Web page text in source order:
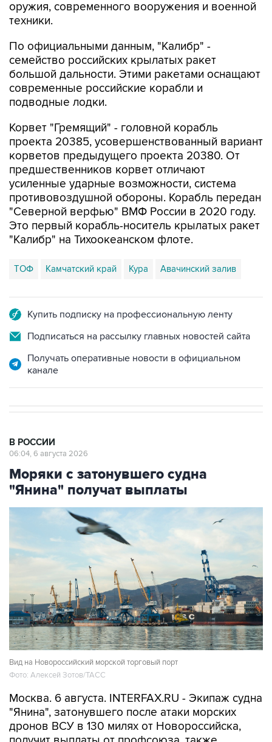
оружия, современного вооружения и военной
техники.
По официальными данным, "Калибр" -
семейство российских крылатых ракет
большой дальности. Этими ракетами оснащают
современные российские корабли и
подводные лодки.
Корвет "Гремящий" - головной корабль
проекта 20385, усовершенствованный вариант
корветов предыдущего проекта 20380. От
предшественников корвет отличают
усиленные ударные возможности, система
противовоздушной обороны. Корабль передан
"Северной верфью" ВМФ России в 2020 году.
Это первый корабль-носитель крылатых ракет
"Калибр" на Тихоокеанском флоте.
ТОФ Камчатский край Кура Авачинский залив
Купить подписку на профессиональную ленту
Подписаться на рассылку главных новостей сайта
Получать оперативные новости в официальном
канале
В РОССИИ
06:04, 6 августа 2026
Моряки с затонувшего судна
"Янина" получат выплаты
Вид на Новороссийский морской торговый порт
Фото: Алексей Зотов/ТАСС
Москва. 6 августа. INTERFAX.RU - Экипаж судна
"Янина", затонувшего после атаки морских
дронов ВСУ в 130 милях от Новороссийска,